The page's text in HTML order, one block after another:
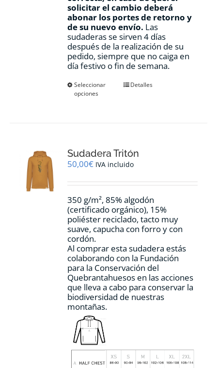
solicitar el cambio deberá
abonar los portes de retorno y
de su nuevo envío. Las
sudaderas se sirven 4 días
después de la realización de su
pedido, siempre que no caiga en
día festivo o fin de semana.
Seleccionar
opciones
Este
se
pueden
en
página
de
producto
Detalles
Sudadera Tritón
50,00€ IVA incluido
350 g/m², 85% algodón
(certificado orgánico), 15%
poliéster reciclado, tacto muy
suave, capucha con forro y con
cordón.
Al comprar esta sudadera estás
colaborando con la Fundación
para la Conservación del
Quebrantahuesos en las acciones
que lleva a cabo para conservar la
biodiversidad de nuestras
montañas.